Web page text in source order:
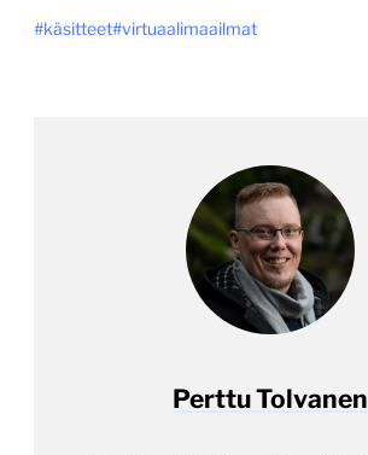
käsitteet virtuaalimaailmat
Perttu Tolvanen